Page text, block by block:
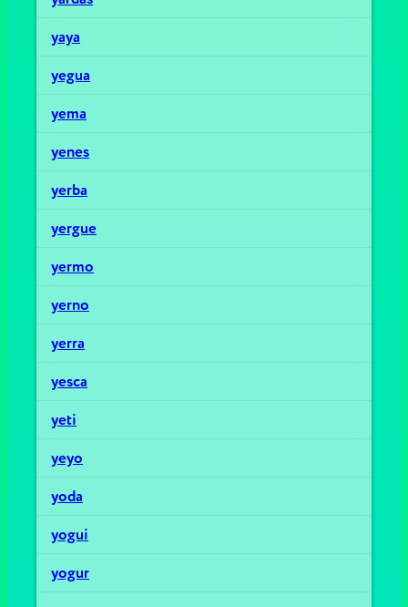
yaya
yegua
yema
yenes
yerba
yergue
yermo
yerno
yerra
yesca
yeti
yeyo
yoda
yogui
yogur